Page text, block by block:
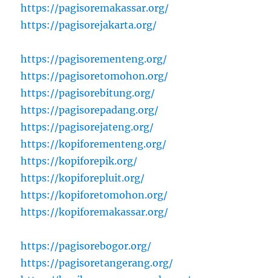
https://pagisoremakassar.org/
https://pagisorejakarta.org/
https://pagisorementeng.org/
https://pagisoretomohon.org/
https://pagisorebitung.org/
https://pagisorepadang.org/
https://pagisorejateng.org/
https://kopiforementeng.org/
https://kopiforepik.org/
https://kopiforepluit.org/
https://kopiforetomohon.org/
https://kopiforemakassar.org/
https://pagisorebogor.org/
https://pagisoretangerang.org/